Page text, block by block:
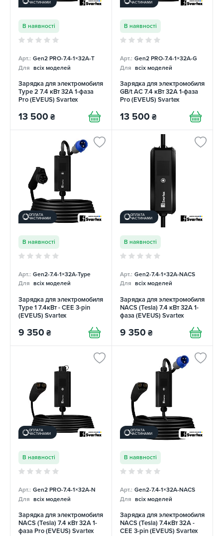
ЧАСТИНАМИ
В наявності
Арт.: Gen2 PRO-7.4-1×32А-T
Для всіх моделей
Зарядка для электромобиля
Type 2 7.4 кВт 32А 1-фаза
Pro (EVEUS) Svartex
13 500 ₴
ЧАСТИНАМИ
В наявності
Арт.: Gen2 PRO-7.4-1×32А-G
Для всіх моделей
Зарядка для электромобиля
GB/t AC 7.4 кВт 32А 1-фаза
Pro (EVEUS) Svartex
13 500 ₴
ОПЛАТА
ЧАСТИНАМИ
В наявності
Арт.: Gen2-7.4-1×32А-Type
Для всіх моделей
Зарядка для электромобиля
Type 1 7.4кВт - CEE 3-pin
(EVEUS) Svartex
9 350 ₴
ОПЛАТА
ЧАСТИНАМИ
В наявності
Арт.: Gen2-7.4-1×32А-NACS
Для всіх моделей
Зарядка для электромобиля
NACS (Tesla) 7.4 кВт 32А 1-
фаза (EVEUS) Svartex
9 350 ₴
ОПЛАТА
ЧАСТИНАМИ
В наявності
Арт.: Gen2 PRO-7.4-1×32А-N
Для всіх моделей
Зарядка для электромобиля
NACS (Tesla) 7.4 кВт 32А 1-
фаза Pro (EVEUS) Svartex
ОПЛАТА
ЧАСТИНАМИ
В наявності
Арт.: Gen2-7.4-1×32А-NACS
Для всіх моделей
Зарядка для электромобиля
NACS (Tesla) 7.4кВт 32А -
CEE 3-pin (EVEUS) Svartex